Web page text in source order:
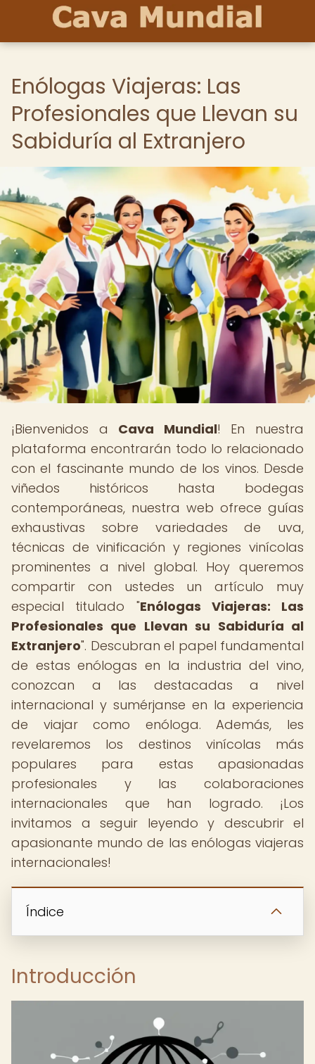
Enólogas Viajeras: Las
Profesionales que Llevan su
Sabiduría al Extranjero
¡Bienvenidos a Cava Mundial! En nuestra
plataforma encontrarán todo lo relacionado
con el fascinante mundo de los vinos. Desde
viñedos históricos hasta bodegas
contemporáneas, nuestra web ofrece guías
exhaustivas sobre variedades de uva,
técnicas de vinificación y regiones vinícolas
prominentes a nivel global. Hoy queremos
compartir con ustedes un artículo muy
especial titulado "Enólogas Viajeras: Las
Profesionales que Llevan su Sabiduría al
Extranjero". Descubran el papel fundamental
de estas enólogas en la industria del vino,
conozcan a las destacadas a nivel
internacional y sumérjanse en la experiencia
de viajar como enóloga. Además, les
revelaremos los destinos vinícolas más
populares para estas apasionadas
profesionales y las colaboraciones
internacionales que han logrado. ¡Los
invitamos a seguir leyendo y descubrir el
apasionante mundo de las enólogas viajeras
internacionales!
Índice
Introducción